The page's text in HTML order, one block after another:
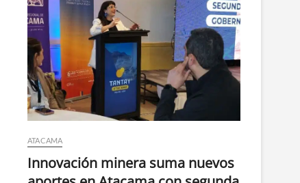
ATACAMA
Innovación minera suma nuevos